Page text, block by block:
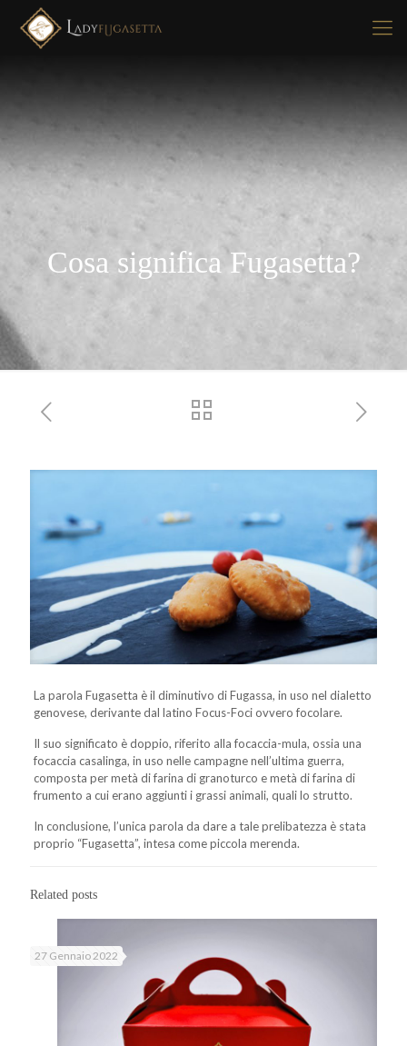
Cosa significa Fugasetta?
La parola Fugasetta è il diminutivo di Fugassa, in uso nel dialetto
genovese, derivante dal latino Focus-Foci ovvero focolare.
Il suo significato è doppio, riferito alla focaccia-mula, ossia una
focaccia casalinga, in uso nelle campagne nell’ultima guerra,
composta per metà di farina di granoturco e metà di farina di
frumento a cui erano aggiunti i grassi animali, quali lo strutto.
In conclusione, l’unica parola da dare a tale prelibatezza è stata
proprio “Fugasetta”, intesa come piccola merenda.
Related posts
27 Gennaio 2022